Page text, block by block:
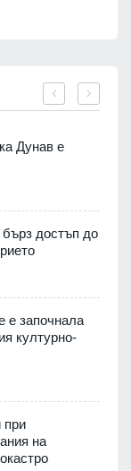
Дунав е
бърз достъп до
е започнала
културно-
при
на